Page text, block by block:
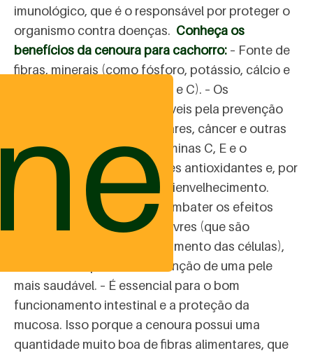
imunológico, que é o responsável por proteger o
organismo contra doenças. Conheça os
benefícios da cenoura para cachorro: – Fonte de
fibras, minerais (como fósforo, potássio, cálcio e
sódio) e vitaminas (A, B2, B3 e C). – Os
carotenóides são responsáveis pela prevenção
de problemas cardiovasculares, câncer e outras
doenças crônicas. – As vitaminas C, E e o
betacaroteno são excelentes antioxidantes e, por
isso, possuem atividade antienvelhecimento.
Assim, a cenoura ajuda a combater os efeitos
provocados pelos radicais livres (que são
responsáveis pelo envelhecimento das células),
contribuindo para a manutenção de uma pele
mais saudável. – É essencial para o bom
funcionamento intestinal e a proteção da
mucosa. Isso porque a cenoura possui uma
quantidade muito boa de fibras alimentares, que